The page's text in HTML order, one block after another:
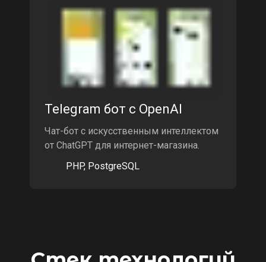
Telegram бот с OpenAI
Чат-бот с искусственным интеллектом
от ChatGPT для интернет-магазина.
PHP, PostgreSQL